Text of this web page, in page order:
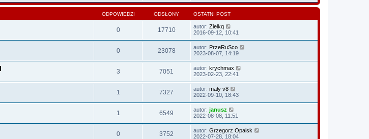
ODPOWIEDZI ODSŁONY OSTATNI POST
0 17710 autor: Zielkq
2016-09-12, 10:41
0 23078 autor: PrzeRuSco
2023-08-07, 14:19
3 7051 autor: krychmax
2023-02-23, 22:41
1 7327 autor: mały v8
2022-09-10, 18:43
1 6549 autor: janusz
2022-08-08, 11:51
0 3752 autor: Grzegorz Opalsk
2022-07-28, 18:04